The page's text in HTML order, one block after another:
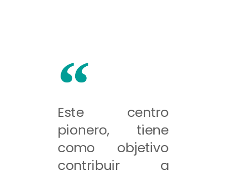
Este centro
pionero, tiene
como objetivo
contribuir a